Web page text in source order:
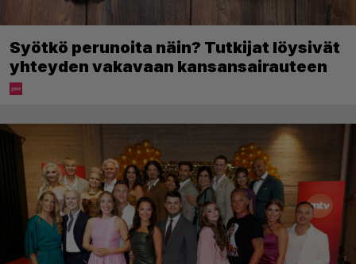
Syötkö perunoita näin? Tutkijat löysivät
yhteyden vakavaan kansansairauteen